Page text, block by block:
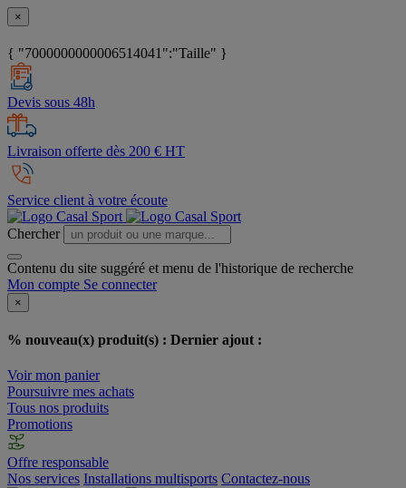
×
{ "7000000000006514041":"Taille" }
Devis sous 48h
Livraison offerte dès 200 € HT
Service client à votre écoute
Chercher
Contenu du site suggéré et menu de l'historique de recherche
Mon compte Se connecter
×
% nouveau(x) produit(s) : Dernier ajout :
Voir mon panier
Poursuivre mes achats
Tous nos produits
Promotions
Offre responsable
Nos services Installations multisports Contactez-nous